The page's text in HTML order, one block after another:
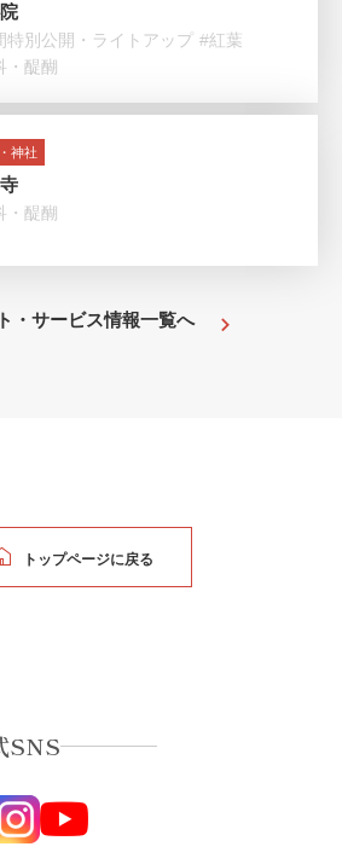
特別公開・ライトアップ #紅葉
・醍醐
神社
・醍醐
・サービス情報一覧へ
トップページに戻る
SNS